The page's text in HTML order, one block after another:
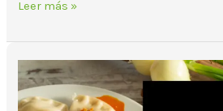
Leer más »
Incrementa
tu
producción